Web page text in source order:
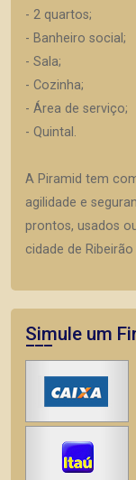
- 2 quartos;
- Banheiro social;
- Sala;
- Cozinha;
- Área de serviço;
- Quintal.
A Piramid tem
agilidade e
prontos, usados
cidade de
Simule um